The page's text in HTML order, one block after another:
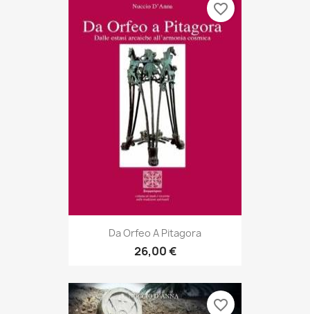
Da Orfeo A Pitagora
26,00 €
favorite_border
favorite_border